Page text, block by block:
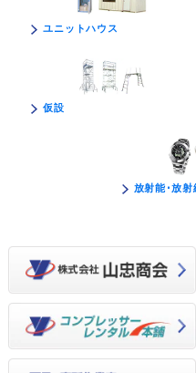
ユニットハウス
仮設
放射能･放射